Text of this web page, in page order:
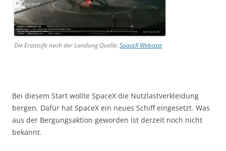
Die Erststufe nach der Landung Quelle:SpaceX Webcast
Bei diesem Start wollte SpaceX die Nutzlastverkleidung
bergen. Dafür hat SpaceX ein neues Schiff eingesetzt. Was
aus der Bergungsaktion geworden ist derzeit noch nicht
bekannt.